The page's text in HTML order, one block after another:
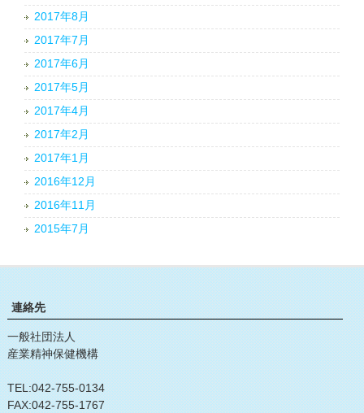
2017年8月
2017年7月
2017年6月
2017年5月
2017年4月
2017年2月
2017年1月
2016年12月
2016年11月
2015年7月
連絡先
一般社団法人
産業精神保健機構
TEL:042-755-0134
FAX:042-755-1767